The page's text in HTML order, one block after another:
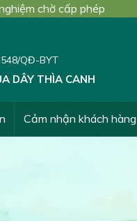
chờ cấp phép
QĐ-BYT
DÂY THÌA CANH
Cảm nhận khách hàng